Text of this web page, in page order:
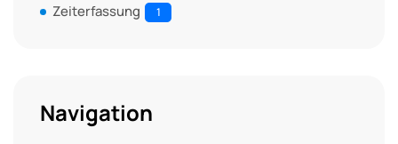
Zeiterfassung 1
Navigation